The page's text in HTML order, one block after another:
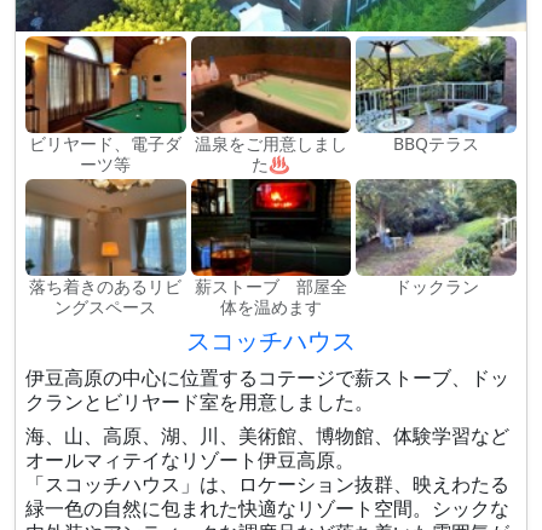
ビリヤード、電子ダ
ーツ等
温泉をご用意しまし
た♨
BBQテラス
落ち着きのあるリビ
ングスペース
薪ストーブ 部屋全
体を温めます
ドックラン
スコッチハウス
伊豆高原の中心に位置するコテージで薪ストーブ、ドッ
クランとビリヤード室を用意しました。
海、山、高原、湖、川、美術館、博物館、体験学習など
オールマィテイなリゾート伊豆高原。
「スコッチハウス」は、ロケーション抜群、映えわたる
緑一色の自然に包まれた快適なリゾート空間。シックな